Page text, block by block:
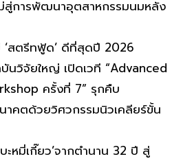
สู่การพัฒนาอุตสาหกรรมนมหลัง
‘สตรีทฟู้ด’ ดีที่สุดปี 2026
วิจัยใหญ่ เปิดเวที “Advanced
ครั้งที่ 7” รุกคืบ
าคตด้วยวิศวกรรมนิวเคลียร์ขั้น
ะหมี่เกี๊ยว’จากตำนาน 32 ปี สู่